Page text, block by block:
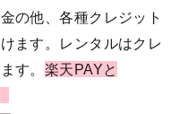
の他、各種クレジット
ます。レンタルはクレ
す。 楽天PAYと